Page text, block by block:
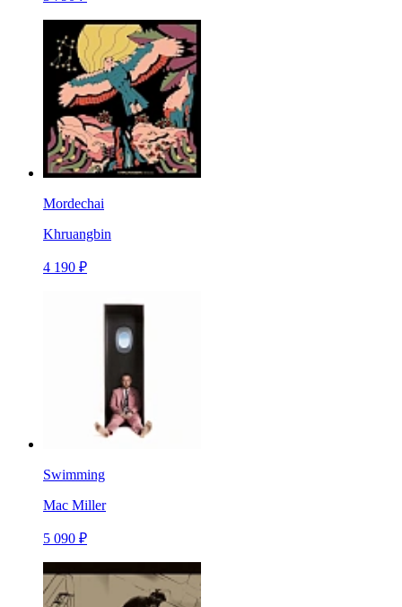
Mordechai
Khruangbin
4 190 ₽
Swimming
Mac Miller
5 090 ₽